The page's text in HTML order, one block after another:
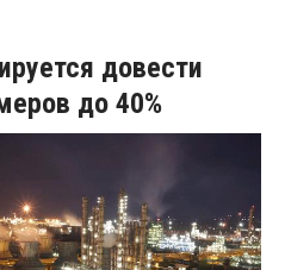
довести
до 40%